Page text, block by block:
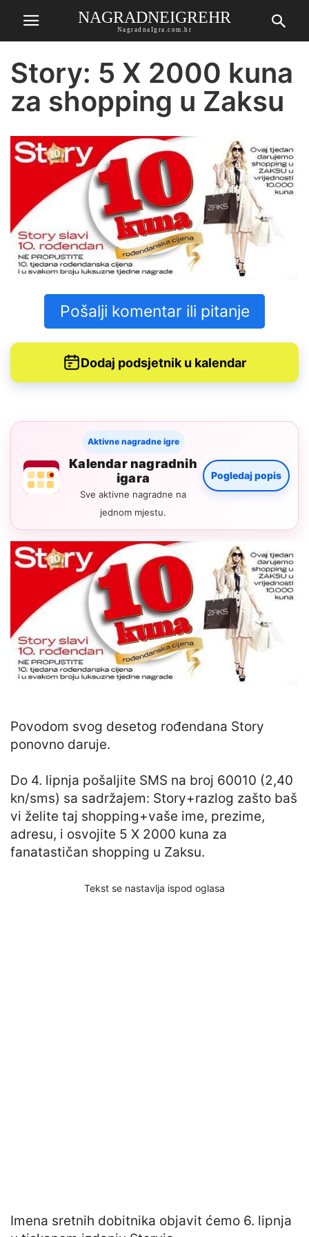
NAGRADNEIGREHR
NagradnaIgra.com.hr
Story: 5 X 2000 kuna
za shopping u Zaksu
Pošalji komentar ili pitanje
Dodaj podsjetnik u kalendar
Aktivne nagradne igre
Kalendar nagradnih
igara
Sve aktivne nagradne na
jednom mjestu.
Pogledaj popis
Povodom svog desetog rođendana Story
ponovno daruje.
Do 4. lipnja pošaljite SMS na broj 60010 (2,40
kn/sms) sa sadržajem: Story+razlog zašto baš
vi želite taj shopping+vaše ime, prezime,
adresu, i osvojite 5 X 2000 kuna za
fanatastičan shopping u Zaksu.
Tekst se nastavlja ispod oglasa
Imena sretnih dobitnika objavit ćemo 6. lipnja